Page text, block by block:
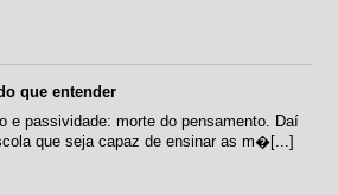
que entender
e passividade: morte do pensamento. Daí
que seja capaz de ensinar as m�[...]